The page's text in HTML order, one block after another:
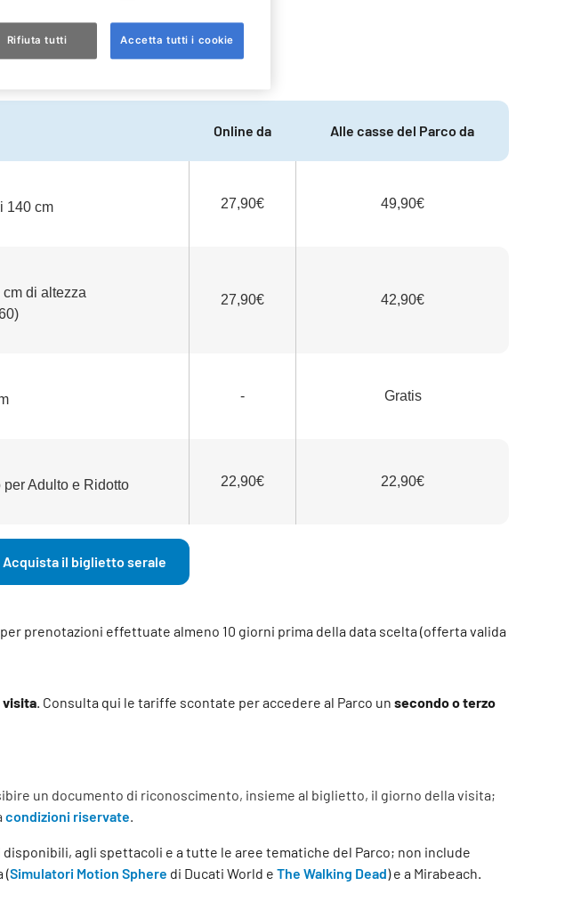
Online da Alle casse del Parco da
140 cm 27,90€ 49,90€
di altezza
27,90€ 42,90€
- Gratis
Adulto e Ridotto 22,90€ 22,90€
Acquista il biglietto serale
prenotazioni effettuate almeno 10 giorni prima della data scelta (offerta valida
visita. Consulta qui le tariffe scontate per accedere al Parco un secondo o terzo
un documento di riconoscimento, insieme al biglietto, il giorno della visita;
condizioni riservate.
agli spettacoli e a tutte le aree tematiche del Parco; non include
(Simulatori Motion Sphere di Ducati World e The Walking Dead) e a Mirabeach.
Rifiuta tutti Accetta tutti i cookie